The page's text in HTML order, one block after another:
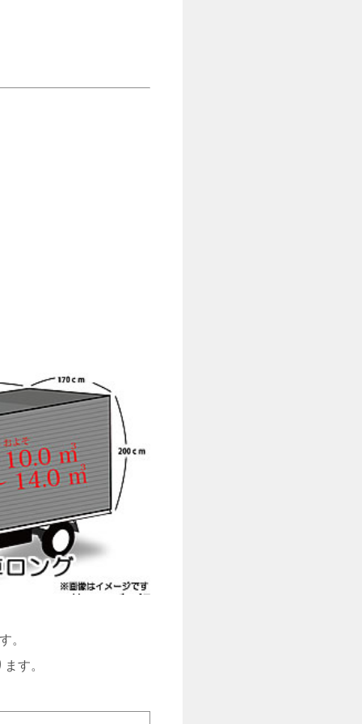
。
す。